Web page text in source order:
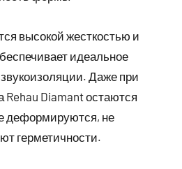
высокой жесткостью и
идеальное
Даже при
Rehau Diamant остаются
деформируются, не
герметичности.